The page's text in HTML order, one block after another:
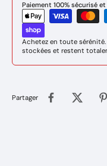
Paiement 100% sécurisé
Achetez en toute
stockées et restent
Partager